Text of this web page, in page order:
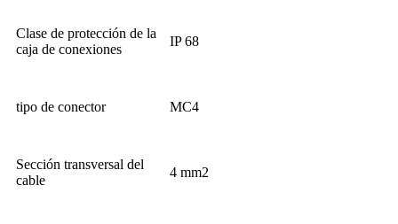
Clase de protección de la
caja de conexiones
IP 68
tipo de conector MC4
Sección transversal del
cable
4 mm2